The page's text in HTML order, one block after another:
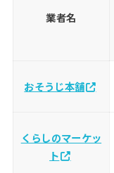
業者名
おそうじ本舗
くらしのマーケッ
ト